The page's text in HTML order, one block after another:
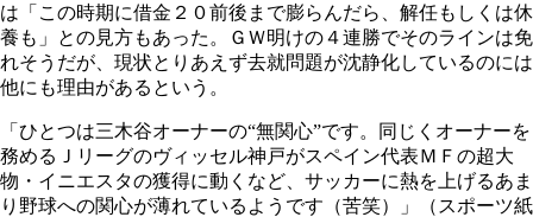
は「この時期に借金２０前後まで膨らんだら、解任もしくは休
養も」との見方もあった。ＧＷ明けの４連勝でそのラインは免
れそうだが、現状とりあえず去就問題が沈静化しているのには
他にも理由があるという。
「ひとつは三木谷オーナーの“無関心”です。同じくオーナーを
務めるＪリーグのヴィッセル神戸がスペイン代表ＭＦの超大
物・イニエスタの獲得に動くなど、サッカーに熱を上げるあま
り野球への関心が薄れているようです（苦笑）」（スポーツ紙